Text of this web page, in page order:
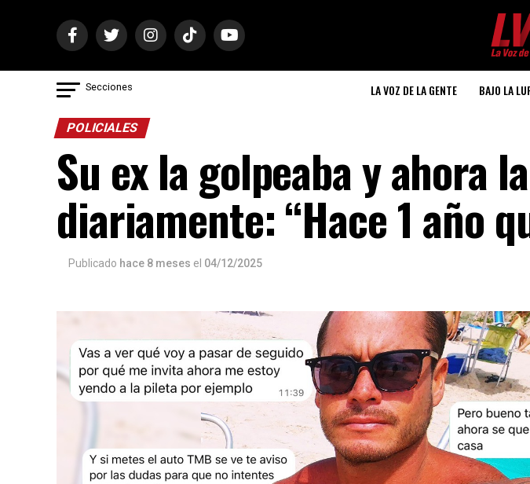
Secciones LA VOZ DE LA GENTE BAJO LA
POLICIALES
Su ex la golpeaba y ahora
diariamente: “Hace 1 año
Publicado hace 8 meses el 04/12/2025